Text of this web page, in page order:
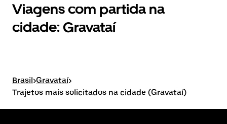
Viagens com partida na
cidade: Gravataí
Brasil>Gravataí>
Trajetos mais solicitados na cidade (Gravataí)